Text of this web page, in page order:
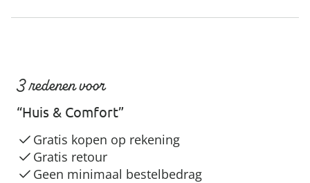
3 redenen voor
“Huis & Comfort”
Gratis kopen op rekening
Gratis retour
Geen minimaal bestelbedrag